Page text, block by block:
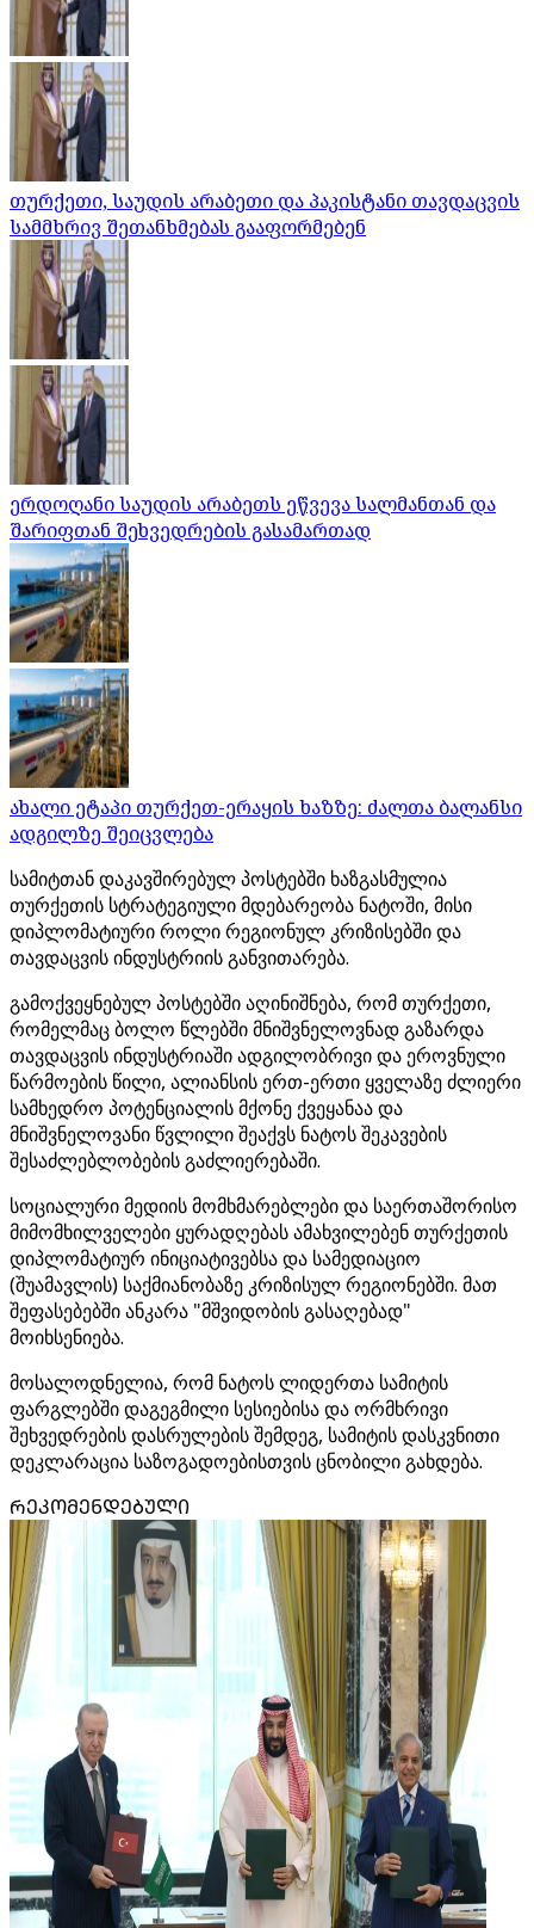
თურქეთი, საუდის არაბეთი და პაკისტანი თავდაცვის
სამმხრივ შეთანხმებას გააფორმებენ
ერდოღანი საუდის არაბეთს ეწვევა სალმანთან და
შარიფთან შეხვედრების გასამართად
ახალი ეტაპი თურქეთ-ერაყის ხაზზე: ძალთა ბალანსი
ადგილზე შეიცვლება
სამიტთან დაკავშირებულ პოსტებში ხაზგასმულია
თურქეთის სტრატეგიული მდებარეობა ნატოში, მისი
დიპლომატიური როლი რეგიონულ კრიზისებში და
თავდაცვის ინდუსტრიის განვითარება.
გამოქვეყნებულ პოსტებში აღინიშნება, რომ თურქეთი,
რომელმაც ბოლო წლებში მნიშვნელოვნად გაზარდა
თავდაცვის ინდუსტრიაში ადგილობრივი და ეროვნული
წარმოების წილი, ალიანსის ერთ-ერთი ყველაზე ძლიერი
სამხედრო პოტენციალის მქონე ქვეყანაა და
მნიშვნელოვანი წვლილი შეაქვს ნატოს შეკავების
შესაძლებლობების გაძლიერებაში.
სოციალური მედიის მომხმარებლები და საერთაშორისო
მიმომხილველები ყურადღებას ამახვილებენ თურქეთის
დიპლომატიურ ინიციატივებსა და სამედიაციო
(შუამავლის) საქმიანობაზე კრიზისულ რეგიონებში. მათ
შეფასებებში ანკარა "მშვიდობის გასაღებად"
მოიხსენიება.
მოსალოდნელია, რომ ნატოს ლიდერთა სამიტის
ფარგლებში დაგეგმილი სესიებისა და ორმხრივი
შეხვედრების დასრულების შემდეგ, სამიტის დასკვნითი
დეკლარაცია საზოგადოებისთვის ცნობილი გახდება.
ᲠᲔᲙᲝᲛᲔᲜᲓᲔᲑᲣᲚᲘ